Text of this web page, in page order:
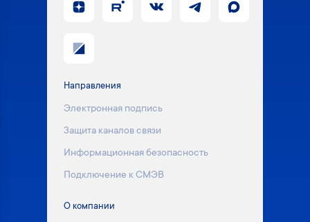
Направления
Электронная подпись
Защита каналов связи
Информационная безопасность
Подключение к СМЭВ
О компании